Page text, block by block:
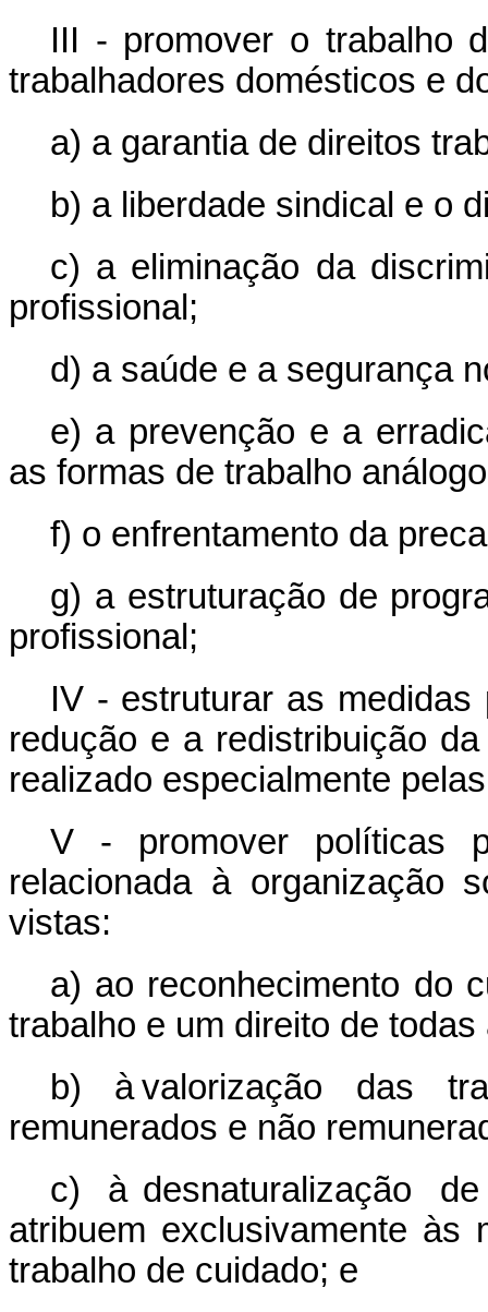
III - promover o trabalho
trabalhadores domésticos e
a) a garantia de direitos
b) a liberdade sindical e o
c) a eliminação da
profissional;
d) a saúde e a segurança
e) a prevenção e a
as formas de trabalho
f) o enfrentamento da
g) a estruturação de
profissional;
IV - estruturar as
redução e a redistribuição
realizado especialmente
V - promover políticas
relacionada à organização
vistas:
a) ao reconhecimento do
trabalho e um direito de
b) à valorização das
remunerados e não
c) à desnaturalização
atribuem exclusivamente às
trabalho de cuidado; e